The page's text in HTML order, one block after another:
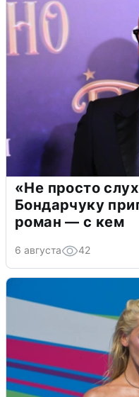
«Не просто
Бондарчуку
роман — с кем
6 августа 42